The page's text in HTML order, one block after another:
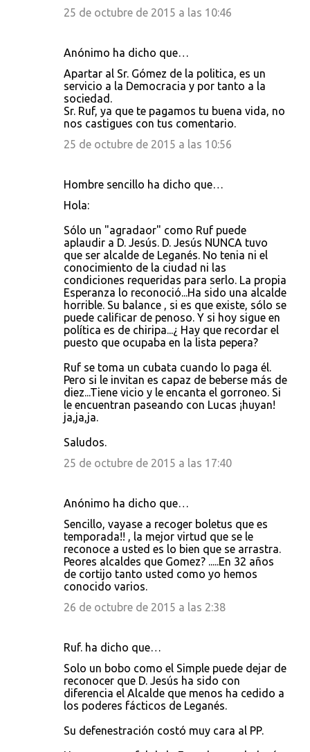
25 de octubre de 2015 a las 10:46
Anónimo ha dicho que…
Apartar al Sr. Gómez de la politica, es un
servicio a la Democracia y por tanto a la
sociedad.
Sr. Ruf, ya que te pagamos tu buena vida, no
nos castigues con tus comentario.
25 de octubre de 2015 a las 10:56
Hombre sencillo ha dicho que…
Hola:
Sólo un "agradaor" como Ruf puede
aplaudir a D. Jesús. D. Jesús NUNCA tuvo
que ser alcalde de Leganés. No tenia ni el
conocimiento de la ciudad ni las
condiciones requeridas para serlo. La propia
Esperanza lo reconoció...Ha sido una alcalde
horrible. Su balance , si es que existe, sólo se
puede calificar de penoso. Y si hoy sigue en
política es de chiripa...¿ Hay que recordar el
puesto que ocupaba en la lista pepera?
Ruf se toma un cubata cuando lo paga él.
Pero si le invitan es capaz de beberse más de
diez...Tiene vicio y le encanta el gorroneo. Si
le encuentran paseando con Lucas ¡huyan!
ja,ja,ja.
Saludos.
25 de octubre de 2015 a las 17:40
Anónimo ha dicho que…
Sencillo, vayase a recoger boletus que es
temporada!! , la mejor virtud que se le
reconoce a usted es lo bien que se arrastra.
Peores alcaldes que Gomez? .....En 32 años
de cortijo tanto usted como yo hemos
conocido varios.
26 de octubre de 2015 a las 2:38
Ruf. ha dicho que…
Solo un bobo como el Simple puede dejar de
reconocer que D. Jesús ha sido con
diferencia el Alcalde que menos ha cedido a
los poderes fácticos de Leganés.
Su defenestración costó muy cara al PP.